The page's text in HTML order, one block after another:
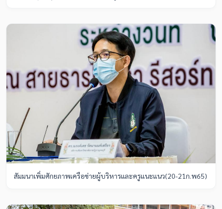
สัมมนาเพิ่มศักยภาพเครือข่ายผู้บริหารและครูแนะแนว(20-21ก.พ65)